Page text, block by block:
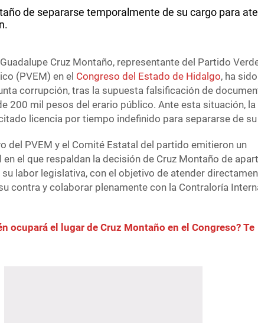
de separarse temporalmente de su cargo para
Cruz Montaño, representante del Partido
(PVEM) en el Congreso del Estado de Hidalgo, ha sido
corrupción, tras la supuesta falsificación de
200 mil pesos del erario público. Ante esta situación, la
licencia por tiempo indefinido para separarse de
del PVEM y el Comité Estatal del partido emitieron un
el que respaldan la decisión de Cruz Montaño de
labor legislativa, con el objetivo de atender
contra y colaborar plenamente con la Contraloría
ocupará el lugar de Cruz Montaño en el Congreso? Te